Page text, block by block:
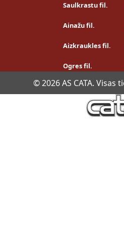
Saulkrastu fil.
Ainažu fil.
Aizkraukles fil.
Ogres fil.
© 2026 AS CATA. Visas